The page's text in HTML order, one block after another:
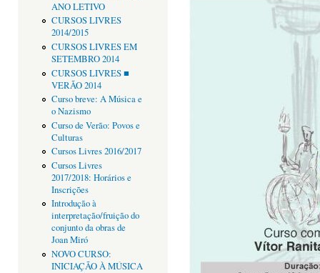
ANO LETIVO
CURSOS LIVRES
2014/2015
CURSOS LIVRES EM
SETEMBRO 2014
CURSOS LIVRES ■
VERÃO 2014
Curso breve: A Música e
o Nazismo
Curso de Verão: Povos e
Culturas
Cursos Livres 2016/2017
Cursos Livres
2017/2018: Horários e
Inscrições
Introdução à
interpretação/fruição do
conjunto da obras de
Joan Miró
NOVO CURSO:
INICIAÇÃO À MÚSICA